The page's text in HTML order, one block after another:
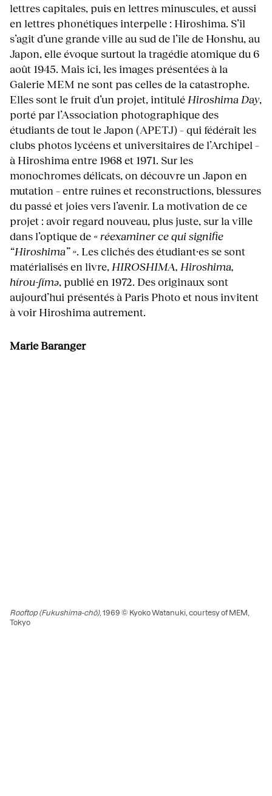
lettres capitales, puis en lettres minuscules, et aussi
en lettres phonétiques interpelle : Hiroshima. S’il
s’agit d’une grande ville au sud de l’île de Honshu, au
Japon, elle évoque surtout la tragédie atomique du 6
août 1945. Mais ici, les images présentées à la
Galerie MEM ne sont pas celles de la catastrophe.
Elles sont le fruit d’un projet, intitulé Hiroshima Day,
porté par l’Association photographique des
étudiants de tout le Japon (APETJ) – qui fédérait les
clubs photos lycéens et universitaires de l’Archipel –
à Hiroshima entre 1968 et 1971. Sur les
monochromes délicats, on découvre un Japon en
mutation – entre ruines et reconstructions, blessures
du passé et joies vers l’avenir. La motivation de ce
projet : avoir regard nouveau, plus juste, sur la ville
dans l’optique de « réexaminer ce qui signifie
“Hiroshima” ». Les clichés des étudiant·es se sont
matérialisés en livre, HIROSHIMA, Hiroshima,
hírou-ʃímə, publié en 1972. Des originaux sont
aujourd’hui présentés à Paris Photo et nous invitent
à voir Hiroshima autrement.
Marie Baranger
Rooftop (Fukushima-chō), 1969 © Kyoko Watanuki, courtesy of MEM,
Tokyo